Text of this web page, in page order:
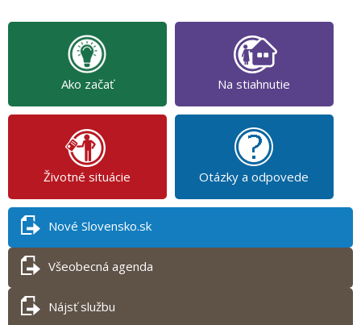
Ako začať Na stiahnutie
Životné situácie Otázky a odpovede
Nové Slovensko.sk
Všeobecná agenda
Nájsť službu